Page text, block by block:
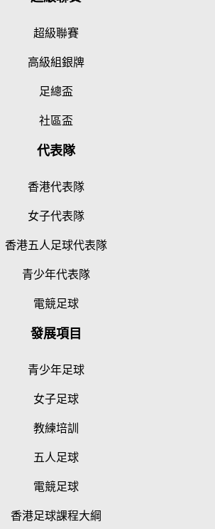
超級聯賽
高級組銀牌
足總盃
社區盃
代表隊
香港代表隊
女子代表隊
香港五人足球代表隊
青少年代表隊
電競足球
發展項目
青少年足球
女子足球
教練培訓
五人足球
電競足球
香港足球課程大綱